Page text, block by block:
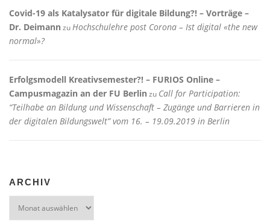
Covid-19 als Katalysator für digitale Bildung?! – Vorträge –
Dr. Deimann zuHochschulehre post Corona – Ist digital «the new
normal»?
Erfolgsmodell Kreativsemester?! – FURIOS Online –
Campusmagazin an der FU Berlin zu Call for Participation:
“Teilhabe an Bildung und Wissenschaft – Zugänge und Barrieren in
der digitalen Bildungswelt” vom 16. – 19.09.2019 in Berlin
ARCHIV